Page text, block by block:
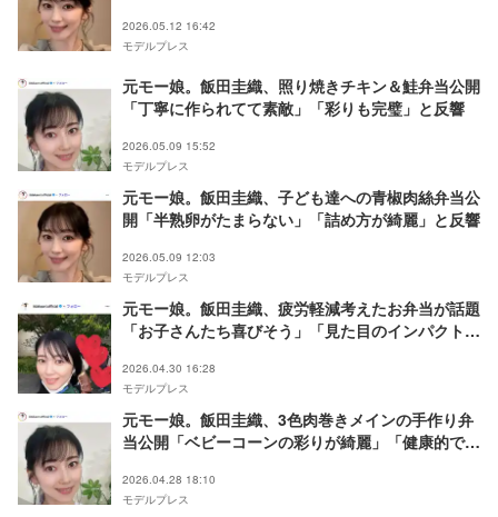
2026.05.12 16:42
モデルプレス
元モー娘。飯田圭織、照り焼きチキン＆鮭弁当公開
「丁寧に作られてて素敵」「彩りも完璧」と反響
2026.05.09 15:52
モデルプレス
元モー娘。飯田圭織、子ども達への青椒肉絲弁当公
開「半熟卵がたまらない」「詰め方が綺麗」と反響
2026.05.09 12:03
モデルプレス
元モー娘。飯田圭織、疲労軽減考えたお弁当が話題
「お子さんたち喜びそう」「見た目のインパクトも
2026.04.30 16:28
モデルプレス
元モー娘。飯田圭織、3色肉巻きメインの手作り弁
当公開「ベビーコーンの彩りが綺麗」「健康的でバ
2026.04.28 18:10
モデルプレス